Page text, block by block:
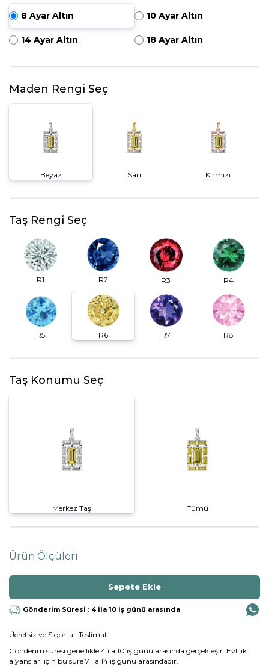
8 Ayar Altın 10 Ayar Altın
14 Ayar Altın 18 Ayar Altın
Maden Rengi Seç
Beyaz Sarı Kırmızı
Taş Rengi Seç
R1 R2 R3 R4
R5 R6 R7 R8
Taş Konumu Seç
Merkez Taş Tümü
Ürün Ölçüleri
Gönderim Süresi : 4 ila 10 iş günü arasında
Ücretsiz ve Sigortalı Teslimat
Gönderim süresi genellikle 4 ila 10 iş günü arasında gerçekleşir. Evlilik
alyansları için bu süre 7 ila 14 iş günü arasındadır.